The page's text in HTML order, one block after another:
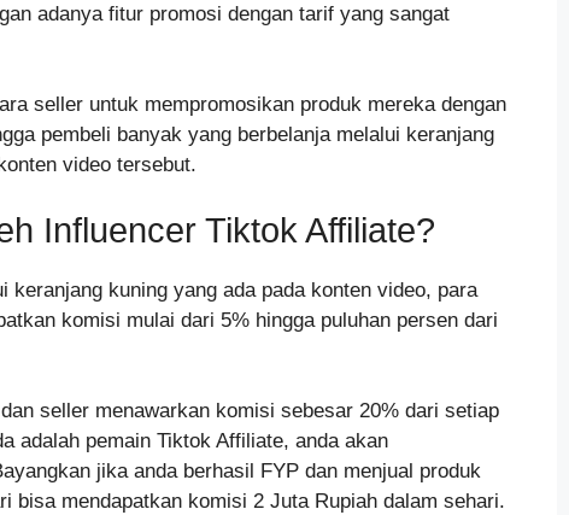
adanya fitur promosi dengan tarif yang sangat
seller untuk mempromosikan produk mereka dengan
pembeli banyak yang berbelanja melalui keranjang
video tersebut.
Influencer Tiktok Affiliate?
keranjang kuning yang ada pada konten video, para
komisi mulai dari 5% hingga puluhan persen dari
seller menawarkan komisi sebesar 20% dari setiap
adalah pemain Tiktok Affiliate, anda akan
jika anda berhasil FYP dan menjual produk
bisa mendapatkan komisi 2 Juta Rupiah dalam sehari.